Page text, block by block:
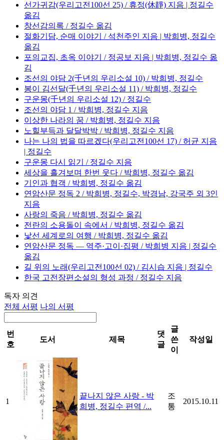
선가귀감(우리고전100선 25) / 휴정(休靜) 지음 | 정길수
옮김
창선감의록 / 정길수 옮김
절화기담, 순매 이야기 / 석천주인 지음 | 박희병, 정길수
옮김
포의교집, 초옥 이야기 / 정공보 지음 | 박희병, 정길수 옮
김
조선의 야담 2(千년의 우리소설 10) / 박희병, 정길수
봉이 김선달(千년의 우리소설 11) / 박희병, 정길수
구운몽(千년의 우리소설 12) / 정길수
조선의 야담 1 / 박희병, 정길수 지음
이상한 나라의 꿈 / 박희병, 정길수 지음
노힐부득과 달달박박 / 박희병, 정길수 지음
나는 나의 법을 따르겠다(우리고전100선 17) / 허균 지음
| 정길수
구운몽 다시 읽기 / 정길수 지음
세상을 흘겨보며 한번 웃다 / 박희병, 정길수 옮김
기인과 협객 / 박희병, 정길수 옮김
연암산문 정독 2 / 박희병, 정길수, 박경남, 강국주 외 3인
지음
사랑의 죽음 / 박희병, 정길수 옮김
전란의 소용돌이 속에서 / 박희병, 정길수 옮김
낯선 세계로의 여행 / 박희병, 정길수 옮김
연암산문 정독 ― 역주·고이·집평 / 박희병 지음 | 정길수
옮김
길 위의 노래(우리고전100선 02) / 김시습 지음 | 정길수
한국 고전장편소설의 형성 과정 / 정길수 지음
독자 의견
전체 서평 나의 서평
번
호
도서 제목
댓
글
글
쓴
이
작성일
1
끝나지 않은 사랑 - 박
희병, 정길수 편역 /...
조
통
2015.10.11